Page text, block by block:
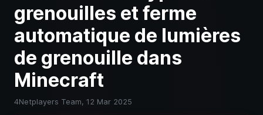
grenouilles et ferme
automatique de lumières
de grenouille dans
Minecraft
4Netplayers Team, 12 Mar 2025